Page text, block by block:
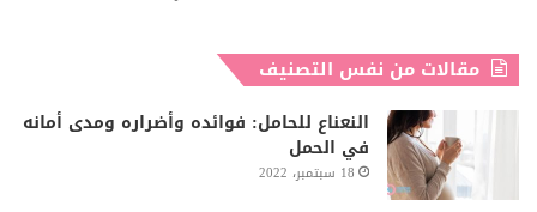
مقالات من نفس التصنيف
النعناع للحامل: فوائده وأضراره ومدى أمانه
في الحمل
18 سبتمبر، 2022